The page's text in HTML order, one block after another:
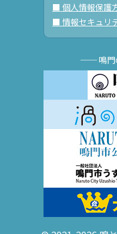
■ 個人情報保護
■ 情報セキュリ
── 鳴門